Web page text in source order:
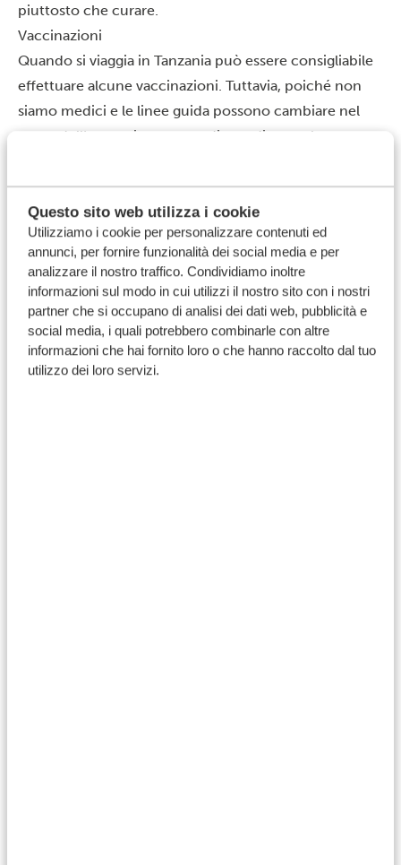
Questo sito web utilizza i cookie
Utilizziamo i cookie per personalizzare contenuti ed
annunci, per fornire funzionalità dei social media e per
analizzare il nostro traffico. Condividiamo inoltre
informazioni sul modo in cui utilizzi il nostro sito con i nostri
partner che si occupano di analisi dei dati web, pubblicità e
social media, i quali potrebbero combinarle con altre
informazioni che hai fornito loro o che hanno raccolto dal tuo
utilizzo dei loro servizi.
piuttosto che curare.
Vaccinazioni
Quando si viaggia in Tanzania può essere consigliabile
effettuare alcune vaccinazioni. Tuttavia, poiché non
siamo medici e le linee guida possono cambiare nel
corso dell’anno, ti raccomandiamo di consultare con
ricevere informazioni aggiornate sulle vaccinazioni
eventualmente necessarie.
E il vaccino contro la febbre gialla?
Le informazioni sul vaccino contro la febbre gialla
possono creare confusione. Di seguito ti spieghiamo
con chiarezza cosa è richiesto per l’ingresso in
Tanzania.